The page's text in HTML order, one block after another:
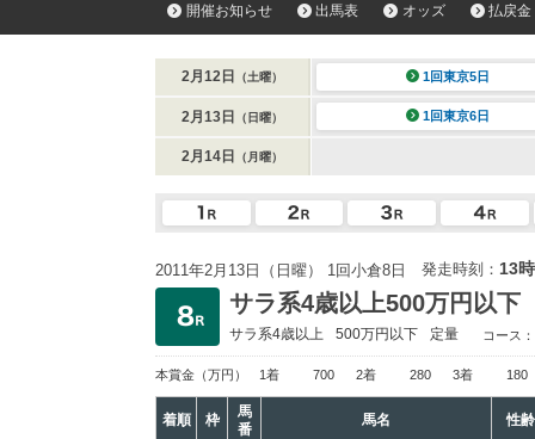
開催お知らせ 出馬表 オッズ 払戻金
2月12日 （土曜） 1回東京5日
2月13日 （日曜） 1回東京6日
2月14日 （月曜）
2011年2月13日（日曜） 1回小倉8日 発走時刻： 13
サラ系4歳以上500万円以下
サラ系4歳以上 500万円以下 定量 コース：
本賞金 （万円） 1着 700 2着 280 3着 180
着順 枠
馬
番
馬名 性齢